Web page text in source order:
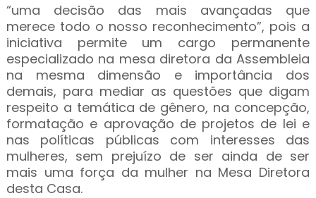
“uma decisão das mais avançadas que
merece todo o nosso reconhecimento”, pois a
iniciativa permite um cargo permanente
especializado na mesa diretora da Assembleia
na mesma dimensão e importância dos
demais, para mediar as questões que digam
respeito a temática de gênero, na concepção,
formatação e aprovação de projetos de lei e
nas políticas públicas com interesses das
mulheres, sem prejuízo de ser ainda de ser
mais uma força da mulher na Mesa Diretora
desta Casa.